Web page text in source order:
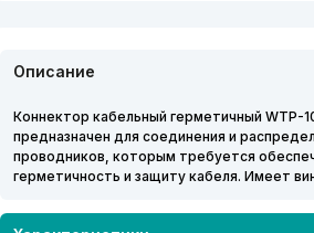
Описание
Коннектор кабельный герметичный WTP-
предназначен для соединения и
проводников, которым требуется
герметичность и защиту кабеля. Имеет